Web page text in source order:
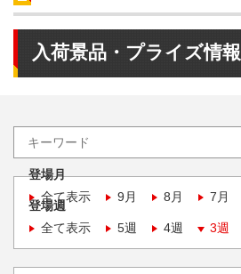
入荷景品・プライズ情報
登場月
全て表示
9月 8月 7月
登場週
全て表示
5週 4週 3週